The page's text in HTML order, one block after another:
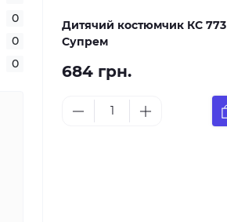
0
0
0
Дитячий костюмчик КС 773
Супрем
684 грн.